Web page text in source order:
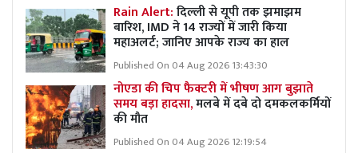
Rain Alert:दिल्ली से यूपी तक झमाझम
बारिश, IMD ने 14 राज्यों में जारी किया
महाअलर्ट; जानिए आपके राज्य का हाल
Published On 04 Aug 2026 13:43:30
नोएडा की चिप फैक्टरी में भीषण आग बुझाते
समय बड़ा हादसा,मलबे में दबे दो दमकलकर्मियों
की मौत
Published On 04 Aug 2026 12:19:54